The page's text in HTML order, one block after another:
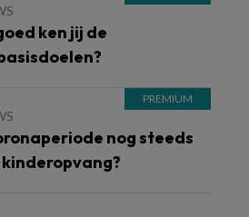
ken jij de
nog steeds